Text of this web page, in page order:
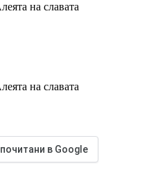
на славата
на славата
в Google